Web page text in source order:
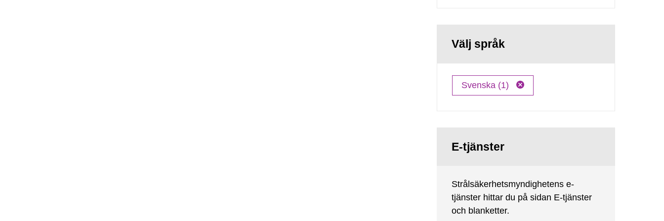
Välj språk
Svenska (1)
E-tjänster
Strålsäkerhetsmyndighetens e-
tjänster hittar du på sidan E-tjänster
och blanketter.